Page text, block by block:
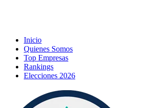
Inicio
Quienes Somos
Top Empresas
Rankings
Elecciones 2026